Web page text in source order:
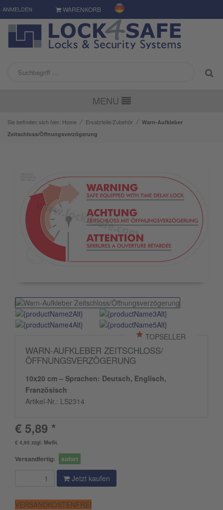
ANMELDEN WARENKORB
MENU
Sie befinden sich hier: Home ⁄ Ersatzteile/Zubehör ⁄ Warn-Aufkleber
Zeitschloss/Öffnungsverzögerung
TOPSELLER
WARN-AUFKLEBER ZEITSCHLOSS/
ÖFFNUNGSVERZÖGERUNG
10x20 cm – Sprachen: Deutsch, Englisch,
Französisch
Artikel-Nr.: LS2314
€ 5,89 *
€ 4,95 zzgl. MwSt.
Versandfertig: sofort
Jetzt kaufen
VERSANDKOSTENFREI